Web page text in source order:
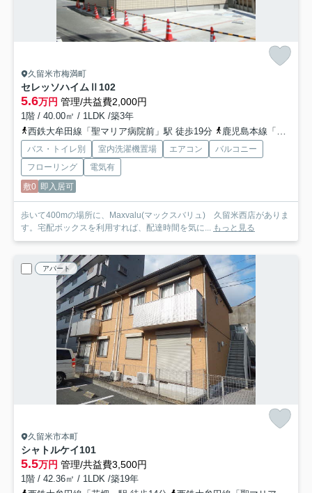
久留米市梅満町
セレッソハイムⅡ 102
5.6万円 管理/共益費2,000円
1階 / 40.00㎡ / 1LDK /築3年
西鉄大牟田線「聖マリア病院前」駅 徒歩19分
鹿児島本線「久留米」駅 徒歩18分
バス・トイレ別 室内洗濯機置場 エアコン
バルコニー
フローリング
電気有
敷0 即入居可
歩いて400mの場所に、Maxvalu(マックスバリュ) 久留米西店がありま
す。宅配ボックスを利用すれば、配達時間を気に...
もっと見る
アパート
久留米市本町
シャトルケイ101
5.5万円 管理/共益費3,500円
1階 / 42.36㎡ / 1LDK /築19年